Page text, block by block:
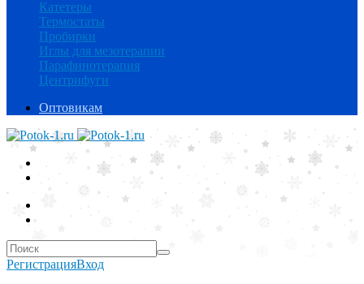
Катетеры
Термостаты
Пробирки
Иглы для мезотерапии
Парафинотерапия
Центрифуги
Оптовикам
РегистрацияВход